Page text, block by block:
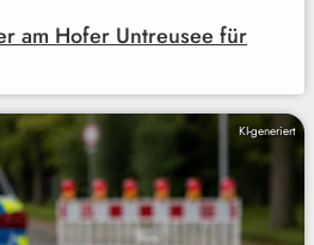
am Hofer Untreusee für
KI-generiert